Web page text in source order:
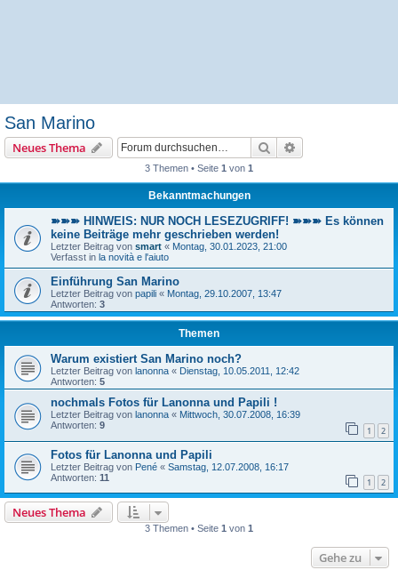
San Marino
Neues Thema Suche
3 Themen • Seite 1 von 1
Bekanntmachungen
➽➽➽ HINWEIS: NUR NOCH LESEZUGRIFF! ➽➽➽ Es können
keine Beiträge mehr geschrieben werden!
Letzter Beitrag von smart « Montag, 30.01.2023, 21:00
Verfasst in la novità e l'aiuto
Einführung San Marino
Letzter Beitrag von papili « Montag, 29.10.2007, 13:47
Antworten: 3
Themen
Warum existiert San Marino noch?
Letzter Beitrag von lanonna « Dienstag, 10.05.2011, 12:42
Antworten: 5
nochmals Fotos für Lanonna und Papili !
Letzter Beitrag von lanonna « Mittwoch, 30.07.2008, 16:39
Antworten: 9 1 2
Fotos für Lanonna und Papili
Letzter Beitrag von Pené « Samstag, 12.07.2008, 16:17
Antworten: 11 1 2
Neues Thema
3 Themen • Seite 1 von 1
Gehe zu